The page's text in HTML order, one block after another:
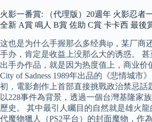
火影一番賞: （代理版）20週年 火影忍者
全新 A賞 鳴人 B賞 佐助 C賞 卡卡西 最後
这也是为什么手握那么多经典ip，某厂商
手办，肯定是收益上没那么大的诱惑。
出手办作品，就是因为热度值上，商业价
City of Sadness 1989年出品的《悲情城市
初，電影創作上首部直接挑戰政治禁忌話
以228事件為背景，透過一個台灣基隆家
歷史。 其中最引人矚目的自然就是雄火
代魔物獵人（PS2平台）的封面魔物，作